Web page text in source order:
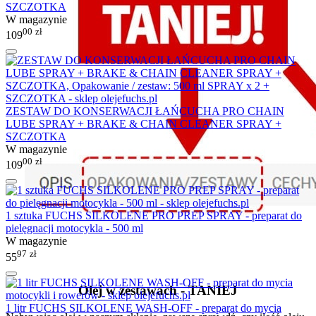
Olej w zestawach - TANIEJ
SZCZOTKA
W magazynie
10900 zł
ZESTAW DO KONSERWACJI ŁAŃCUCHA PRO CHAIN
LUBE SPRAY + BRAKE & CHAIN CLEANER SPRAY +
SZCZOTKA
W magazynie
10900 zł
1 sztuka FUCHS SILKOLENE PRO PREP SPRAY - preparat do
pielęgnacji motocykla - 500 ml
W magazynie
5597 zł
1 litr FUCHS SILKOLENE WASH-OFF - preparat do mycia